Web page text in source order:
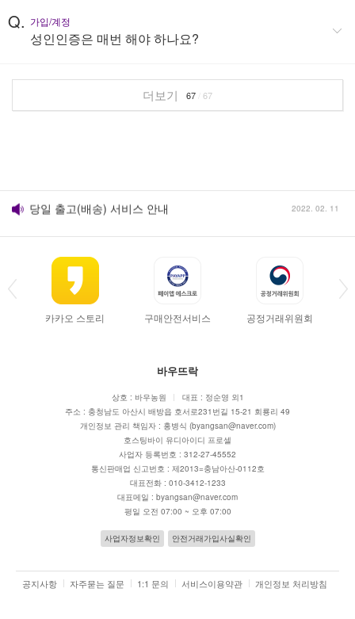
Q. 가입/계정
성인인증은 매번 해야 하나요?
더보기 67 67
휴면계정 전환 안내 2022. 02. 11
개인정보 보호를 위해 함께 노력해요.
쇼핑몰 개편 안내
카카오 스토리 구매안전서비스 공정거래위원회
바우뜨락
상호 : 바우농원
대표 : 정순영 외1
주소 : 충청남도 아산시 배방읍 호서로231번길 15-21 회룡리 49
개인정보 관리 책임자 : 홍병식 (byangsan@naver.com)
호스팅바이 유디아이디 프로셀
사업자 등록번호 : 312-27-45552
통신판매업 신고번호 : 제2013=충남아산-0112호
대표전화 : 010-3412-1233
대표메일 : byangsan@naver.com
평일 오전 07:00 ~ 오후 07:00
사업자정보확인 안전거래가입사실확인
공지사항 자주묻는 질문 1:1 문의 서비스이용약관 개인정보 처리방침